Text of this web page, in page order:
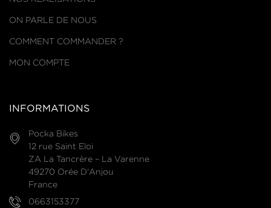
ON PARLE DE NOUS
COMMENT COMMANDER ?
MON COMPTE
INFORMATIONS
Pocka Bikes
12 rue Saint Eloi
ZA La Tancrère – La Varenne
49270 Orée D'Anjou
France
0663153377